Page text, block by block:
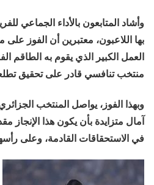
وأشاد المتابعون بالأداء الجماعي
بها اللاعبون، معتبرين أن الفوز
العمل الكبير الذي يقوم به الطاقم
منتخب تنافسي قادر على تحقيق
وبهذا الفوز، يواصل المنتخب
آمال متزايدة بأن يكون هذا الإنجاز
في الاستحقاقات القادمة، وعلى رأسها